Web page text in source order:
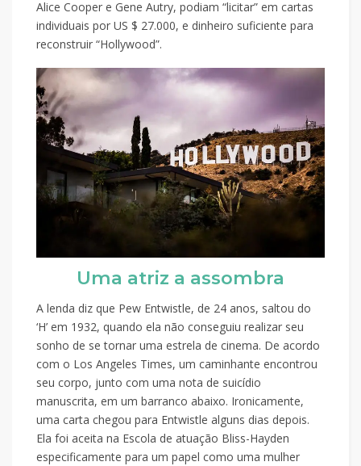
Alice Cooper e Gene Autry, podiam “licitar” em cartas
individuais por US $ 27.000, e dinheiro suficiente para
reconstruir “Hollywood”.
Uma atriz a assombra
A lenda diz que Pew Entwistle, de 24 anos, saltou do
‘H’ em 1932, quando ela não conseguiu realizar seu
sonho de se tornar uma estrela de cinema. De acordo
com o Los Angeles Times, um caminhante encontrou
seu corpo, junto com uma nota de suicídio
manuscrita, em um barranco abaixo. Ironicamente,
uma carta chegou para Entwistle alguns dias depois.
Ela foi aceita na Escola de atuação Bliss-Hayden
especificamente para um papel como uma mulher